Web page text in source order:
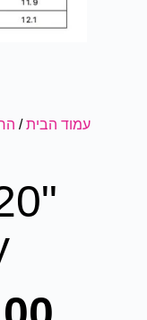
עמוד הבית/